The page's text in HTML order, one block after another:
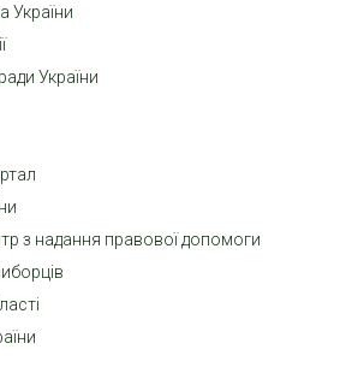
України
України
з надання правової допомоги